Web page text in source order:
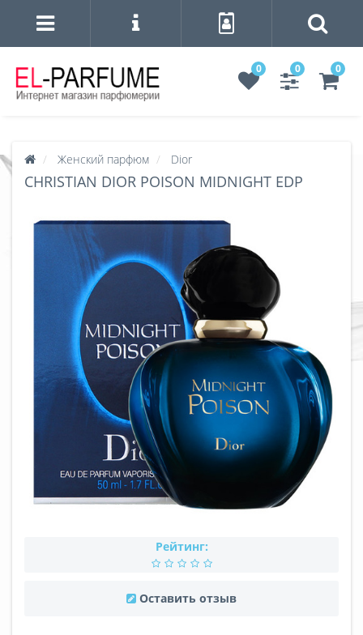
0 0 0
Женский парфюм Dior
CHRISTIAN DIOR POISON MIDNIGHT EDP
Рейтинг:
Оставить отзыв